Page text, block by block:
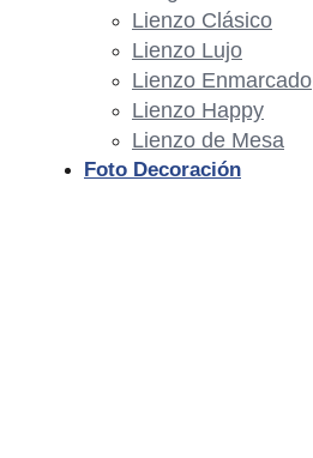
Lienzo Clásico
Lienzo Lujo
Lienzo Enmarcado
Lienzo Happy
Lienzo de Mesa
Foto Decoración